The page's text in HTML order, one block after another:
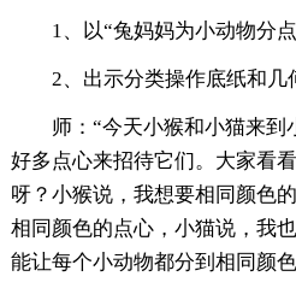
1、以“兔妈妈为小动物分
2、出示分类操作底纸和几
师：“今天小猴和小猫来到
好多点心来招待它们。大家看
呀？小猴说，我想要相同颜色
相同颜色的点心，小猫说，我
能让每个小动物都分到相同颜